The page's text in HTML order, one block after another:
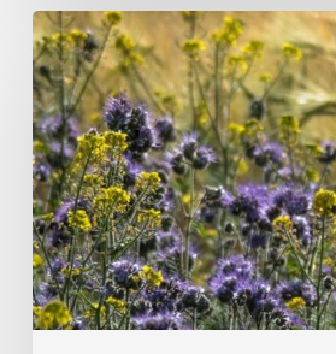
Komentár
k
textom
na
16.
nedeľu
v
období
cez
rok
„A“